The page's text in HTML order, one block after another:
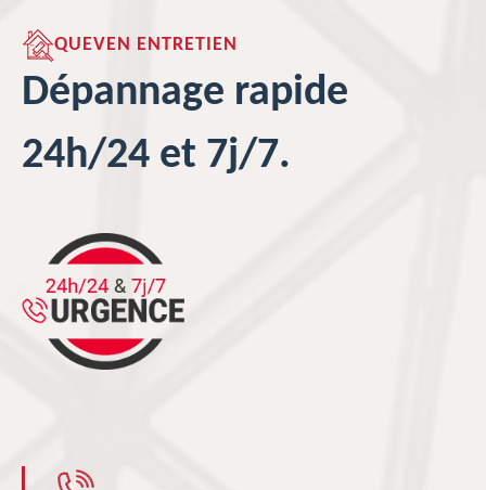
QUEVEN ENTRETIEN
Dépannage rapide
24h/24 et 7j/7.